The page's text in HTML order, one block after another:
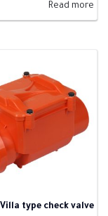
Read more
Villa type check valve , رداد